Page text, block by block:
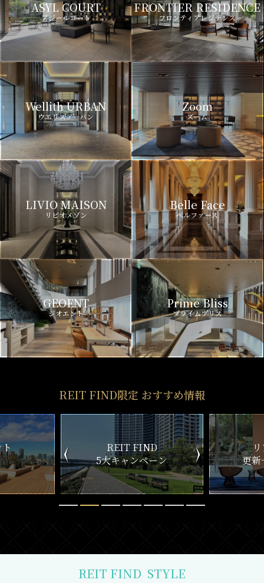
ASYL COURT
アジールコート
FRONTIER RESIDENCE
フロンティアレジデンス
Wellith URBAN
ウエリスアーバン
Zoom
ズーム
LIVIO MAISON
リビオメゾン
Belle Face
ベルファース
GEOENT
ジオエント
Prime Bliss
プライムブリス
REIT FIND限定 おすすめ情報
ーン
リアルタイム
更新一覧チェック
REIT FIND STYLE